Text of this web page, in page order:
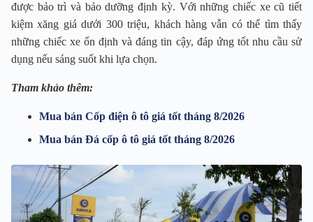
được bảo trì và bảo dưỡng định kỳ. Với những chiếc xe cũ tiết
kiệm xăng giá dưới 300 triệu, khách hàng vẫn có thể tìm thấy
những chiếc xe ổn định và đáng tin cậy, đáp ứng tốt nhu cầu sử
dụng nếu sáng suốt khi lựa chọn.
Tham khảo thêm:
Mua bán Cốp điện ô tô giá tốt tháng 8/2026
Mua bán Đá cốp ô tô giá tốt tháng 8/2026